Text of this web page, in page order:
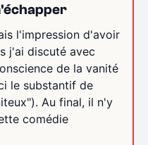
l'impression d'avoir
j'ai discuté avec
de la vanité
le substantif de
Au final, il n'y
comédie